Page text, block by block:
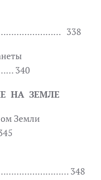
338
340
НА ЗЕМЛЕ
Земли
348